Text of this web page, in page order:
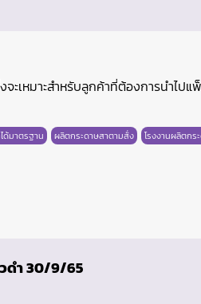
เหมาะสำหรับลูกค้าที่ต้องการนำไปแ
ด้มาตรฐาน ผลิตกระดาษสาตามสั่ง โรงงานผลิตก
ดำ 30/9/65